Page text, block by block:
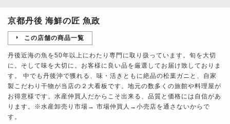
京都丹後 海鮮の匠 魚政
この店舗の商品一覧
丹後近海の魚を50年以上にわたり専門に取り扱っています。旬を大切
に。そして味を大切に。お客様に良い品を厳選してお届け致しておりま
す。 中でも丹後沖で獲れる、味・活きともに絶品の松葉ガニと、自家
製こだわり干物が当店の２大看板です。地元の数多くの旅館や料理屋が
お得意様です。水産仲買人だからこそ出来る、品質と価格には自信があ
ります。※水産卸売り市場→ 市場仲買人→小売店を通さないからで
す。